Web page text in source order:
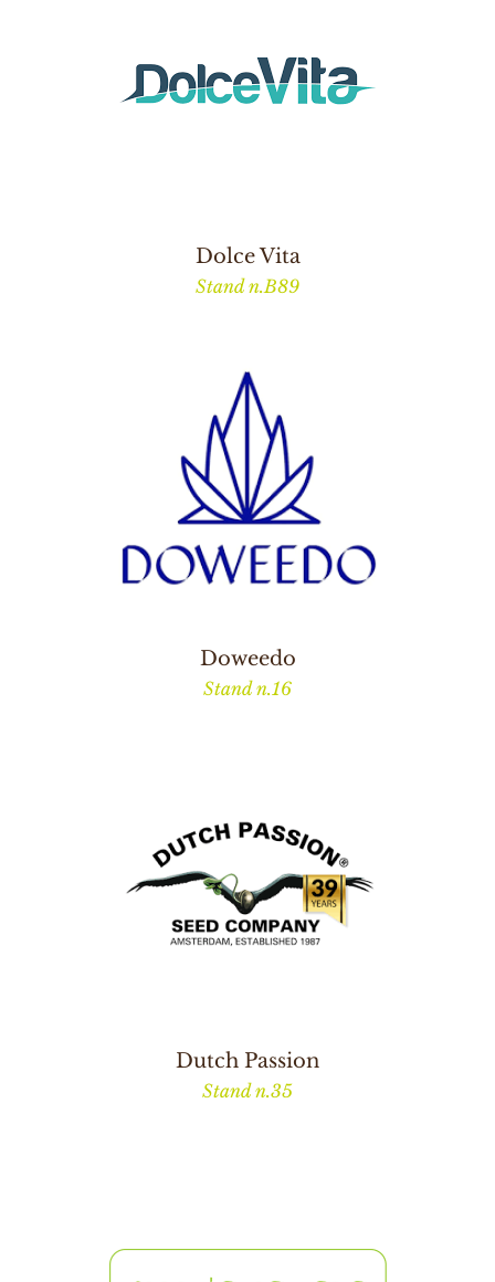
Dolce Vita
Stand n.B89
Doweedo
Stand n.16
Dutch Passion
Stand n.35